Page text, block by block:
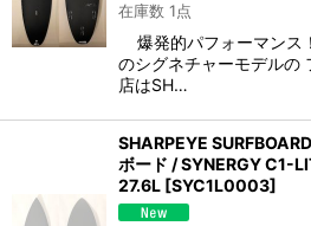
在庫数 1点
爆発的パフォーマンス
のシグネチャーモデル
店はSH…
SHARPEYE
ボード / SYNERGY C1-
27.6L [SYC1L0003]